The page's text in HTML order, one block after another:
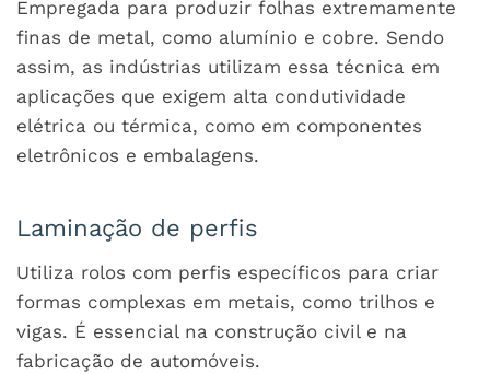
Empregada para produzir folhas extremamente
finas de metal, como alumínio e cobre. Sendo
assim, as indústrias utilizam essa técnica em
aplicações que exigem alta condutividade
elétrica ou térmica, como em componentes
eletrônicos e embalagens.
Laminação de perfis
Utiliza rolos com perfis específicos para criar
formas complexas em metais, como trilhos e
vigas. É essencial na construção civil e na
fabricação de automóveis.